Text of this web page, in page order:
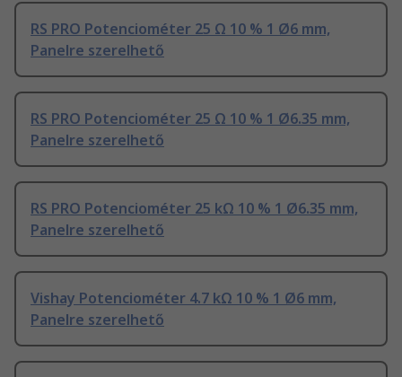
RS PRO Potenciométer 25 Ω 10 % 1 Ø6 mm,
Panelre szerelhető
RS PRO Potenciométer 25 Ω 10 % 1 Ø6.35 mm,
Panelre szerelhető
RS PRO Potenciométer 25 kΩ 10 % 1 Ø6.35 mm,
Panelre szerelhető
Vishay Potenciométer 4.7 kΩ 10 % 1 Ø6 mm,
Panelre szerelhető